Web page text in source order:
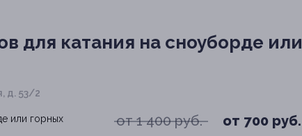
для катания на сноуборде или
д. 53/2
от 1 400 руб. от 700 руб.